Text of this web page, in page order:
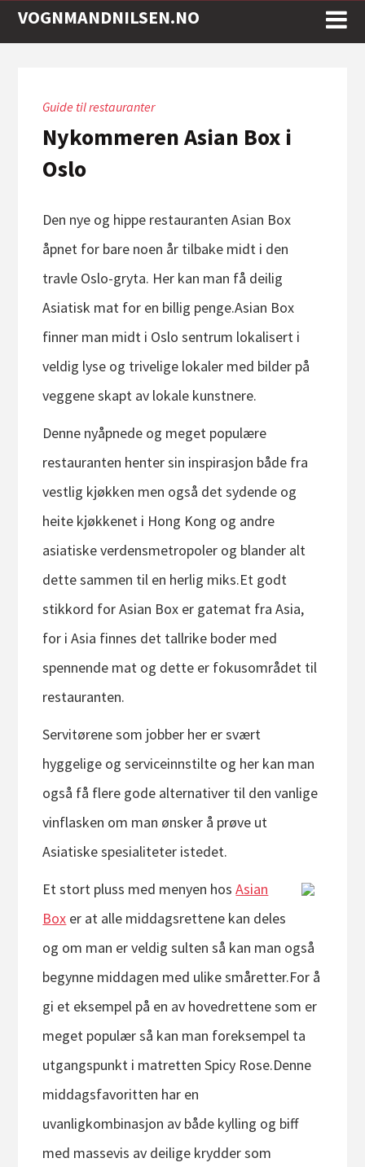
VOGNMANDNILSEN.NO
Guide til restauranter
Nykommeren Asian Box i
Oslo
Den nye og hippe restauranten Asian Box
åpnet for bare noen år tilbake midt i den
travle Oslo-gryta. Her kan man få deilig
Asiatisk mat for en billig penge.Asian Box
finner man midt i Oslo sentrum lokalisert i
veldig lyse og trivelige lokaler med bilder på
veggene skapt av lokale kunstnere.
Denne nyåpnede og meget populære
restauranten henter sin inspirasjon både fra
vestlig kjøkken men også det sydende og
heite kjøkkenet i Hong Kong og andre
asiatiske verdensmetropoler og blander alt
dette sammen til en herlig miks.Et godt
stikkord for Asian Box er gatemat fra Asia,
for i Asia finnes det tallrike boder med
spennende mat og dette er fokusområdet til
restauranten.
Servitørene som jobber her er svært
hyggelige og serviceinnstilte og her kan man
også få flere gode alternativer til den vanlige
vinflasken om man ønsker å prøve ut
Asiatiske spesialiteter istedet.
Et stort pluss med menyen hosAsian
Box er at alle middagsrettene kan deles
og om man er veldig sulten så kan man også
begynne middagen med ulike småretter.For å
gi et eksempel på en av hovedrettene som er
meget populær så kan man foreksempel ta
utgangspunkt i matretten Spicy Rose.Denne
middagsfavoritten har en
uvanligkombinasjon av både kylling og biff
med massevis av deilige krydder som